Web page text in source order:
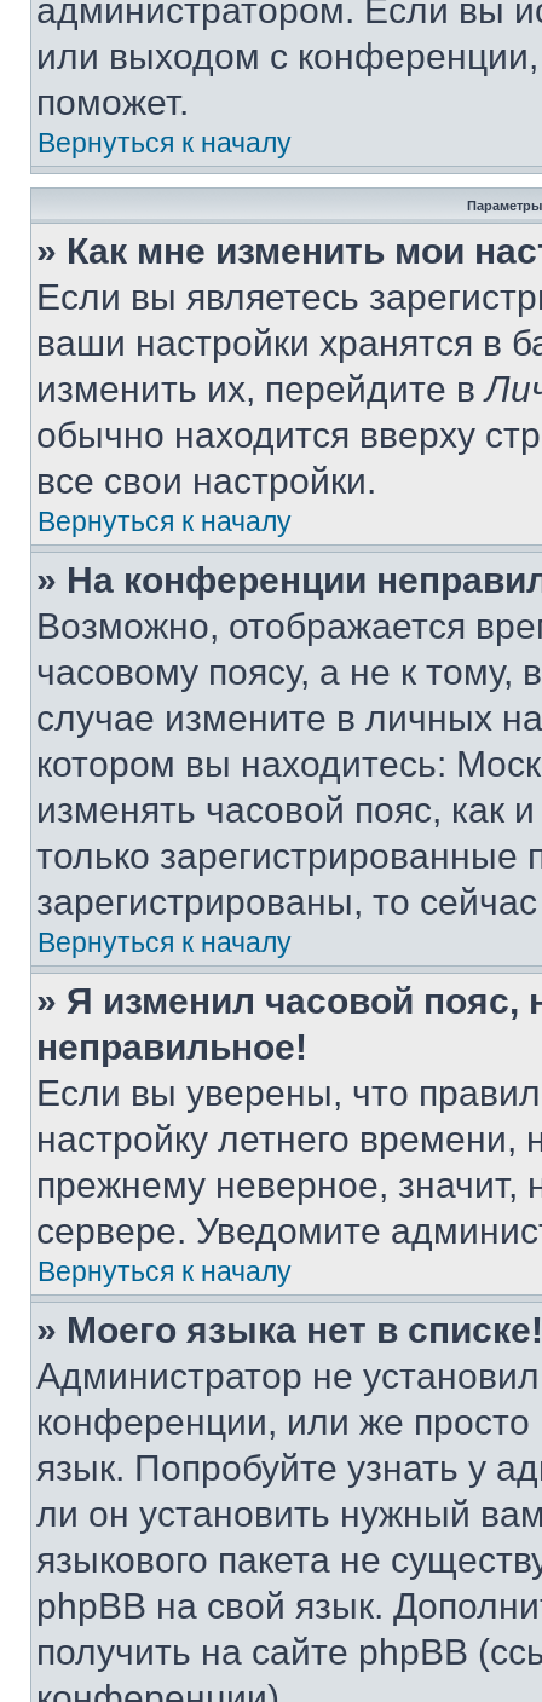
администратором. Если вы
или выходом с
поможет.
Вернуться к началу
Параметры
» Как мне изменить мои
Если вы являетесь
ваши настройки хранятся в
изменить их, перейдите в
обычно находится вверху
все свои настройки.
Вернуться к началу
» На конференции
Возможно, отображается
часовому поясу, а не к тому,
случае измените в личных
котором вы находитесь:
изменять часовой пояс, как
только
зарегистрированы, то
Вернуться к началу
» Я изменил часовой пояс,
неправильное!
Если вы уверены, что
настройку летнего
прежнему неверное, значит,
сервере. Уведомите
Вернуться к началу
» Моего языка нет в списке!
Администратор не
конференции, или же
язык. Попробуйте узнать у
ли он установить нужный
языкового пакета не
phpBB на свой язык.
получить на сайте phpBB